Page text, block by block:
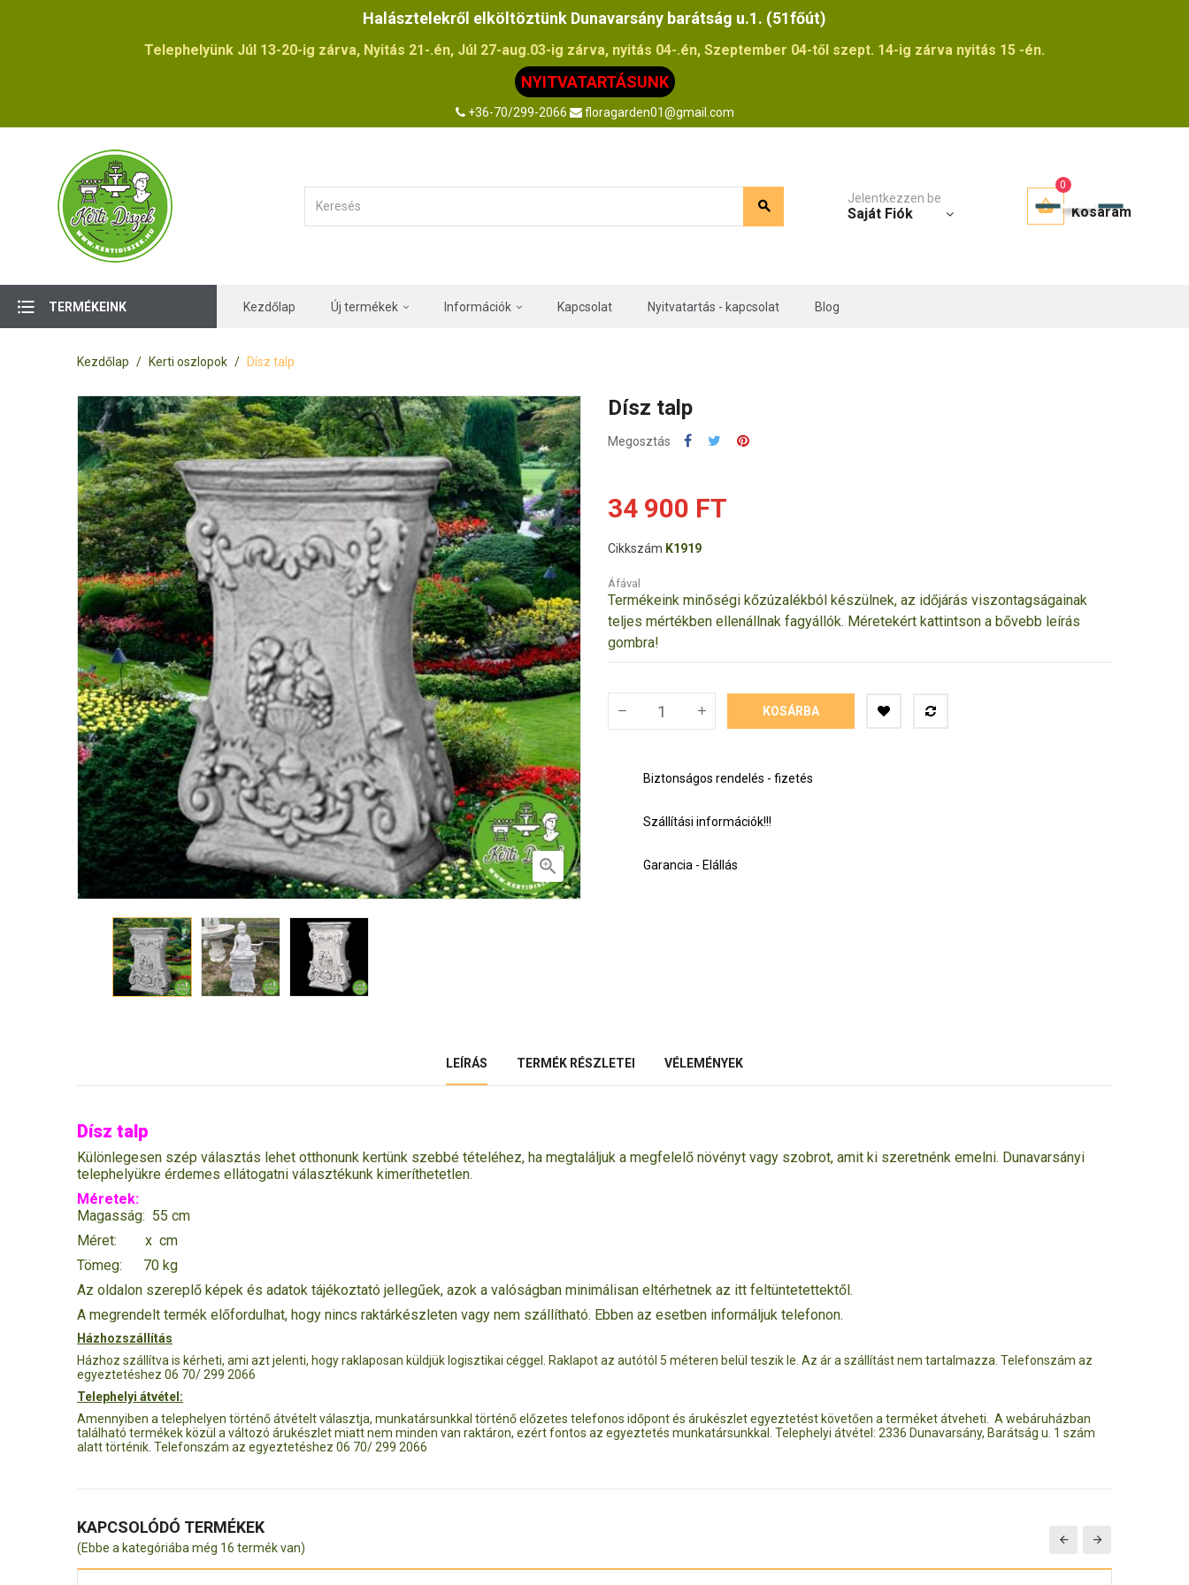
Halásztelekről elköltöztünk Dunavarsány barátság u.1. (51főút)
Telephelyünk Júl 13-20-ig zárva, Nyitás 21-.én, Júl 27-aug.03-ig zárva, nyitás 04-.én, Szeptember 04-től szept. 14-ig zárva nyitás 15 -én.
NYITVATARTÁSUNK
+36-70/299-2066 floragarden01@gmail.com
Jelentkezzen be
Saját Fiók Kosaram
0
TERMÉKEINK Kezdőlap Új termékek Információk Kapcsolat Nyitvatartás - kapcsolat Blog
Kezdőlap Kerti oszlopok Dísz talp

Dísz talp
Megosztás
34 900 FT
Cikkszám K1919
Áfával
Termékeink minőségi kőzúzalékból készülnek, az időjárás viszontagságainak
teljes mértékben ellenállnak fagyállók. Méretekért kattintson a bővebb leírás
gombra!
KOSÁRBA
Biztonságos rendelés - fizetés
Szállítási információk!!!
Garancia - Elállás
LEÍRÁS TERMÉK RÉSZLETEI VÉLEMÉNYEK
Dísz talp
Különlegesen szép választás lehet otthonunk kertünk szebbé tételéhez, ha megtaláljuk a megfelelő növényt vagy szobrot, amit ki szeretnénk emelni. Dunavarsányi
telephelyükre érdemes ellátogatni választékunk kimeríthetetlen.
Méretek:
Magasság: 55 cm
Méret: x cm
Tömeg: 70 kg
Az oldalon szereplő képek és adatok tájékoztató jellegűek, azok a valóságban minimálisan eltérhetnek az itt feltüntetettektől.
A megrendelt termék előfordulhat, hogy nincs raktárkészleten vagy nem szállítható. Ebben az esetben informáljuk telefonon.
Házhozszállítás
Házhoz szállítva is kérheti, ami azt jelenti, hogy raklaposan küldjük logisztikai céggel. Raklapot az autótól 5 méteren belül teszik le. Az ár a szállítást nem tartalmazza. Telefonszám az
egyeztetéshez 06 70/ 299 2066
Telephelyi átvétel:
Amennyiben a telephelyen történő átvételt választja, munkatársunkkal történő előzetes telefonos időpont és árukészlet egyeztetést követően a terméket átveheti. A webáruházban
található termékek közül a változó árukészlet miatt nem minden van raktáron, ezért fontos az egyeztetés munkatársunkkal. Telephelyi átvétel: 2336 Dunavarsány, Barátság u. 1 szám
alatt történik. Telefonszám az egyeztetéshez 06 70/ 299 2066
KAPCSOLÓDÓ TERMÉKEK
(Ebbe a kategóriába még 16 termék van)